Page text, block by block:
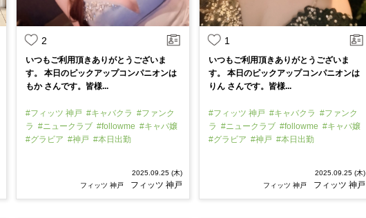
2
いつもご利用頂きありがとうございま
す。 本日のピックアップコンパニオンは
もか さんです。皆様...
#フィッツ 神戸 #キャバクラ #ファンク
ラ #ニュークラブ #followme #キャバ嬢
#グラビア #神戸 #本日出勤
2025.09.25 (木)
フィッツ 神戸
フィッツ 神戸
1
いつもご利用頂きありがとうございま
す。 本日のピックアップコンパニオンは
りん さんです。皆様...
#フィッツ 神戸 #キャバクラ #ファンク
ラ #ニュークラブ #followme #キャバ嬢
#グラビア #神戸 #本日出勤
2025.09.25 (木)
フィッツ 神戸
フィッツ 神戸